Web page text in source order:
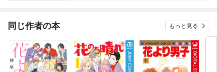
同じ作者の本 もっと見る